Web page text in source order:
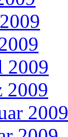
2009
2009
2009